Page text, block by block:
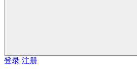
登录 注册